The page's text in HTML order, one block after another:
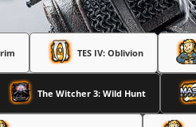
TES IV: Oblivion
The Witcher 3: Wild Hunt